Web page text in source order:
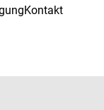
Kontakt